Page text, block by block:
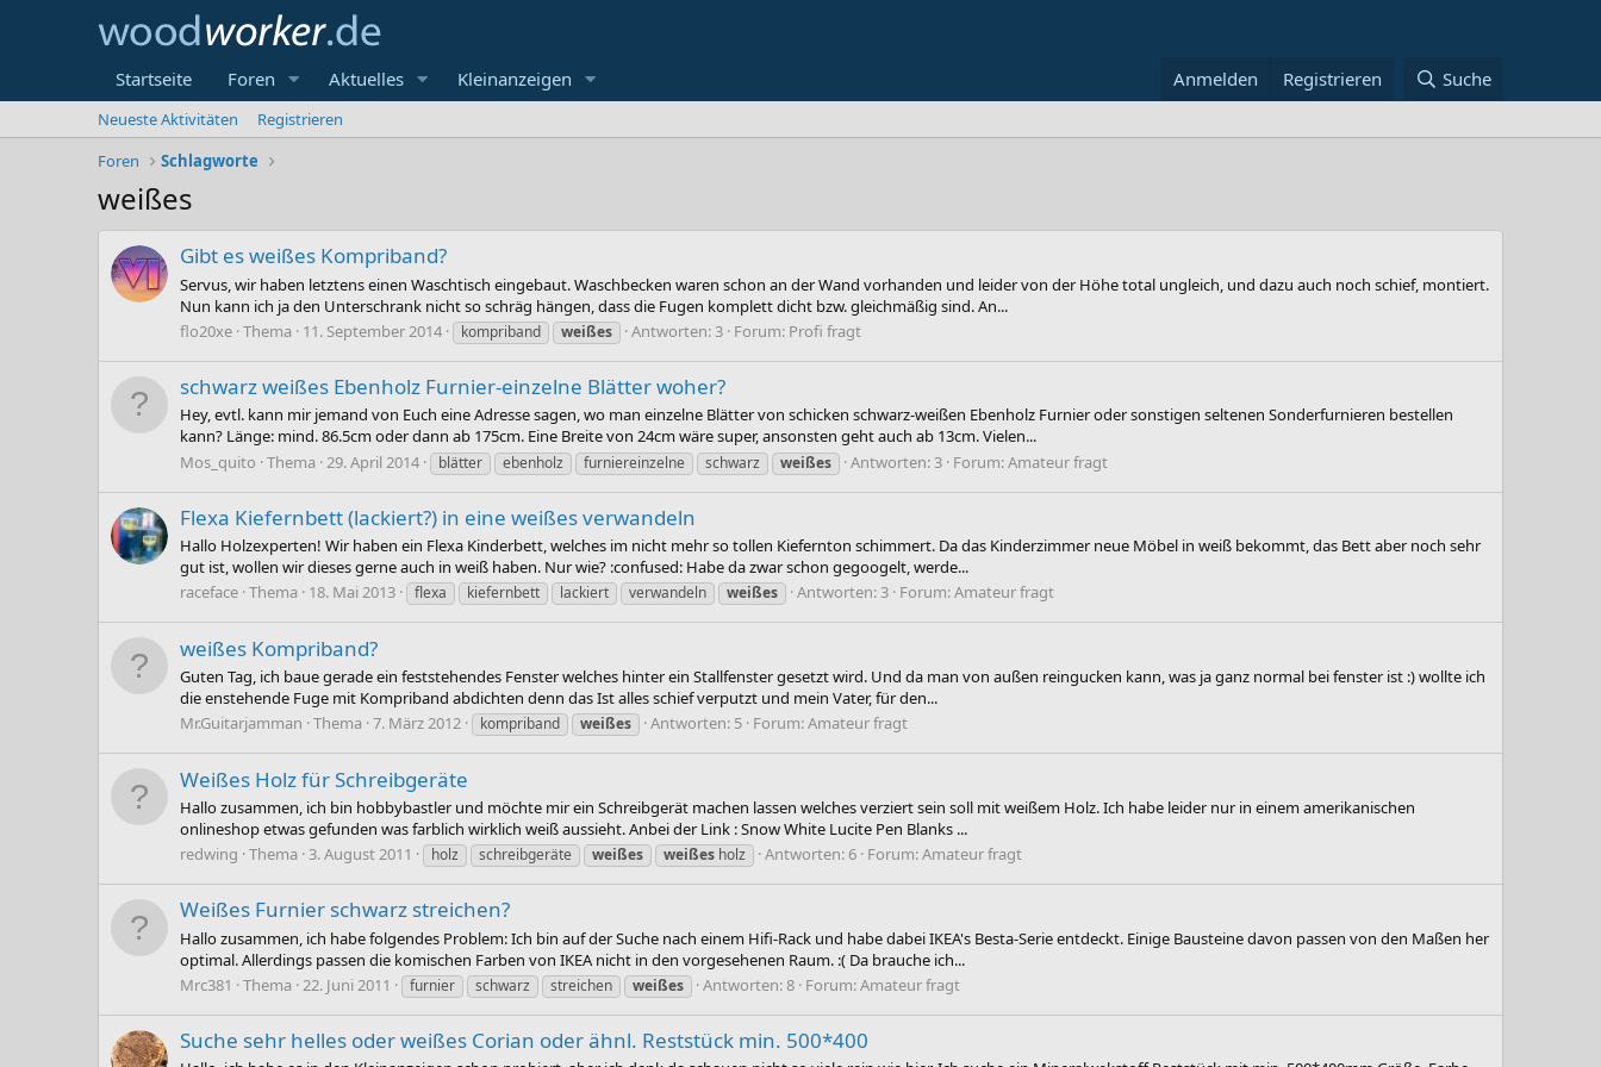
Startseite Foren Aktuelles Kleinanzeigen Anmelden Registrieren Suche
Neueste Aktivitäten
Registrieren
Foren
Schlagworte
weißes
Gibt es weißes Kompriband?
Servus, wir haben letztens einen Waschtisch eingebaut. Waschbecken waren schon an der Wand vorhanden und leider von der Höhe total ungleich, und dazu auch noch schief, montiert.
Nun kann ich ja den Unterschrank nicht so schräg hängen, dass die Fugen komplett dicht bzw. gleichmäßig sind. An...
flo20xe Thema 11. September 2014 kompriband weißes Antworten: 3 Forum: Profi fragt
schwarz weißes Ebenholz Furnier-einzelne Blätter woher?
Hey, evtl. kann mir jemand von Euch eine Adresse sagen, wo man einzelne Blätter von schicken schwarz-weißen Ebenholz Furnier oder sonstigen seltenen Sonderfurnieren bestellen
kann? Länge: mind. 86.5cm oder dann ab 175cm. Eine Breite von 24cm wäre super, ansonsten geht auch ab 13cm. Vielen...
Mos_quito Thema 29. April 2014 blätter ebenholz furniereinzelne schwarz weißes Antworten: 3 Forum:Amateur fragt
Flexa Kiefernbett (lackiert?) in eine weißes verwandeln
Hallo Holzexperten! Wir haben ein Flexa Kinderbett, welches im nicht mehr so tollen Kiefernton schimmert. Da das Kinderzimmer neue Möbel in weiß bekommt, das Bett aber noch sehr
gut ist, wollen wir dieses gerne auch in weiß haben. Nur wie? :confused: Habe da zwar schon gegoogelt, werde...
raceface Thema 18. Mai 2013 flexa kiefernbett lackiert verwandeln weißes Antworten: 3 Forum:Amateur fragt
weißes Kompriband?
Guten Tag, ich baue gerade ein feststehendes Fenster welches hinter ein Stallfenster gesetzt wird. Und da man von außen reingucken kann, was ja ganz normal bei fenster ist :) wollte ich
die enstehende Fuge mit Kompriband abdichten denn das Ist alles schief verputzt und mein Vater, für den...
Mr.Guitarjamman Thema 7. März 2012 kompriband weißes Antworten: 5 Forum:Amateur fragt
Weißes Holz für Schreibgeräte
Hallo zusammen, ich bin hobbybastler und möchte mir ein Schreibgerät machen lassen welches verziert sein soll mit weißem Holz. Ich habe leider nur in einem amerikanischen
onlineshop etwas gefunden was farblich wirklich weiß aussieht. Anbei der Link : Snow White Lucite Pen Blanks ...
redwing Thema 3. August 2011 holz schreibgeräte weißes weißes holz Antworten: 6 Forum:Amateur fragt
Weißes Furnier schwarz streichen?
Hallo zusammen, ich habe folgendes Problem: Ich bin auf der Suche nach einem Hifi-Rack und habe dabei IKEA's Besta-Serie entdeckt. Einige Bausteine davon passen von den Maßen her
optimal. Allerdings passen die komischen Farben von IKEA nicht in den vorgesehenen Raum. :( Da brauche ich...
Mrc381
Thema 22. Juni 2011 furnier schwarz streichen weißes Antworten: 8 Forum:Amateur fragt
Suche sehr helles oder weißes Corian oder ähnl. Reststück min. 500*400